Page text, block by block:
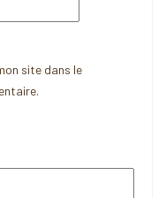
site dans le